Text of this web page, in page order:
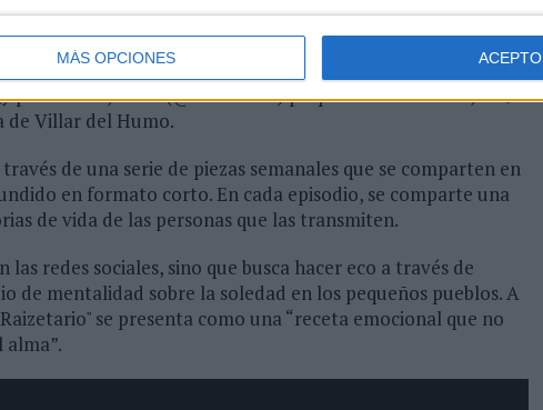
MÁS OPCIONES ACEPTO
manchega en Las Pedroñeras con Araceli, viuda de 80
descubre cómo realizar gachas con Custodia, viuda
y Martina, viuda con 66 años, comparten un
por último, Carla (@chefenials) prepara con Federico, de 90
de Villar del Humo.
de una serie de piezas semanales que se comparten en
en formato corto. En cada episodio, se comparte una
de vida de las personas que las transmiten.
redes sociales, sino que busca hacer eco a través de
de mentalidad sobre la soledad en los pequeños pueblos. A
se presenta como una “receta emocional que no